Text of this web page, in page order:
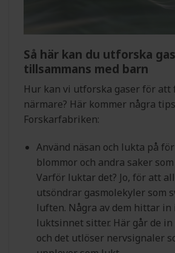
Så här kan du utforska
tillsammans med barn
Hur kan vi utforska gaser för att
närmare? Här kommer några
Forskarfabriken:
Använd näsan och lukta på
blommor och andra saker
Varför luktar det? Jo, för att
utsöndrar gasmolekyler som
luften. Några av dem hittar in
luktsinnet sitter. Här går de
och det utlöser nervsignaler